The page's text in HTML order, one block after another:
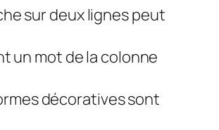
sur deux lignes peut
un mot de la colonne
décoratives sont